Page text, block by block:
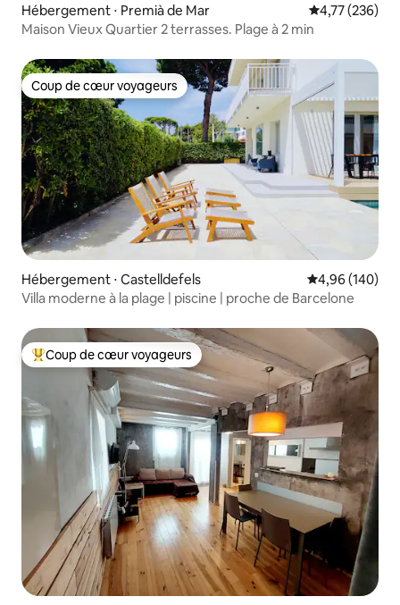
Hébergement ⋅ Premià de Mar Évaluation
4,77 (236)
Maison Vieux Quartier 2 terrasses. Plage à 2 min
Coup de cœur voyageurs
Coup de cœur voyageurs
Hébergement ⋅ Castelldefels Évaluation
4,96 (140)
Villa moderne à la plage | piscine | proche de Barcelone
Coups de cœur voyageurs les plus appréciés
Coup de cœur voyageurs